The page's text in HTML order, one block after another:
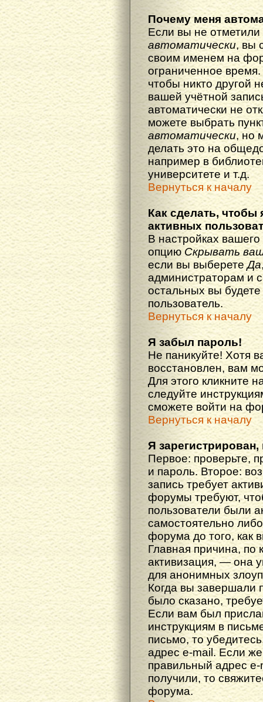
Почему меня
Если вы не отметили
автоматически, вы
своим именем на
ограниченное
чтобы никто другой
вашей учётной
автоматически не
можете выбрать
автоматически, но
делать это на
например в
университете и т.д.
Вернуться к началу
Как сделать, чтобы
активных
В настройках
опцию Скрывать
если вы выберетеДа
администраторам и
остальных вы
пользователь.
Вернуться к началу
Я забыл пароль!
Не паникуйте! Хотя
восстановлен, вам
Для этого кликните
следуйте
сможете войти на
Вернуться к началу
Я
Первое: проверьте,
и пароль. Второе:
запись требует
форумы требуют,
пользователи были
самостоятельно
форума до того, как
Главная причина, по
активизация, — она
для анонимных
Когда вы завершали
было сказано,
Если вам был
инструкциям в
письмо, то
адрес e-mail. Если
правильный адрес
получили, то
форума.